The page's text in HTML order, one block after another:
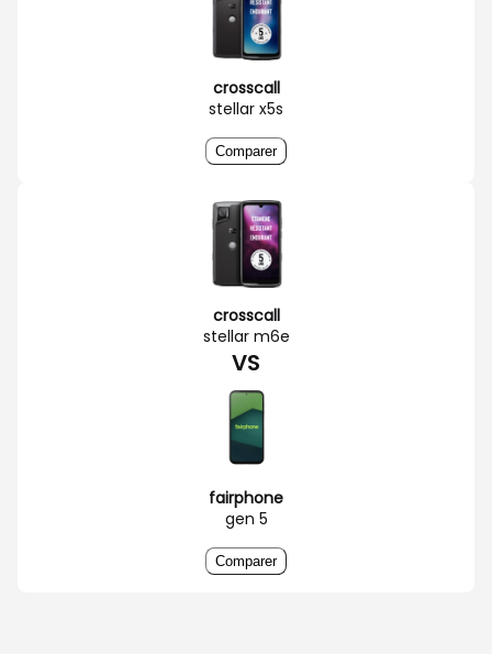
crosscall
stellar x5s
Comparer
crosscall
stellar m6e
VS
fairphone
gen 5
Comparer